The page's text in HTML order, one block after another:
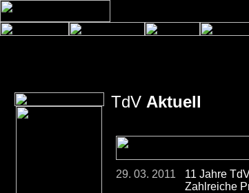
TdV Aktuell
29. 03. 2011
11 Jahre
Zahlreiche